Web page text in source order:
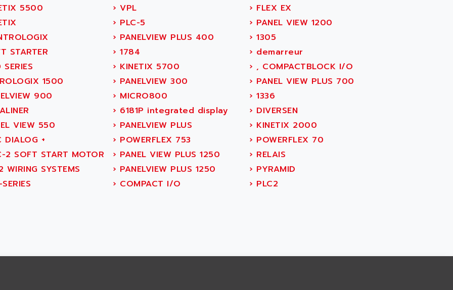
5500 › VPL › FLEX EX
› PLC-5 › PANEL VIEW 1200
› PANELVIEW PLUS 400 › 1305
STARTER › 1784 › demarreur
› KINETIX 5700 › , COMPACTBLOCK I/O
1500 › PANELVIEW 300 › PANEL VIEW PLUS 700
900 › MICRO800 › 1336
› 6181P integrated display › DIVERSEN
VIEW 550 › PANELVIEW PLUS › KINETIX 2000
DIALOG + › POWERFLEX 753 › POWERFLEX 70
2 SOFT START MOTOR › PANEL VIEW PLUS 1250 › RELAIS
WIRING SYSTEMS › PANELVIEW PLUS 1250 › PYRAMID
› COMPACT I/O › PLC2